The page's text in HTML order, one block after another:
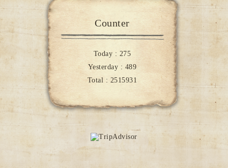
Counter
Today : 275
Yesterday : 489
Total : 2515931